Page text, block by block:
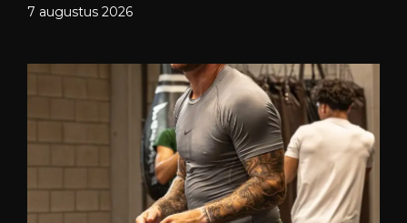
7 augustus 2026